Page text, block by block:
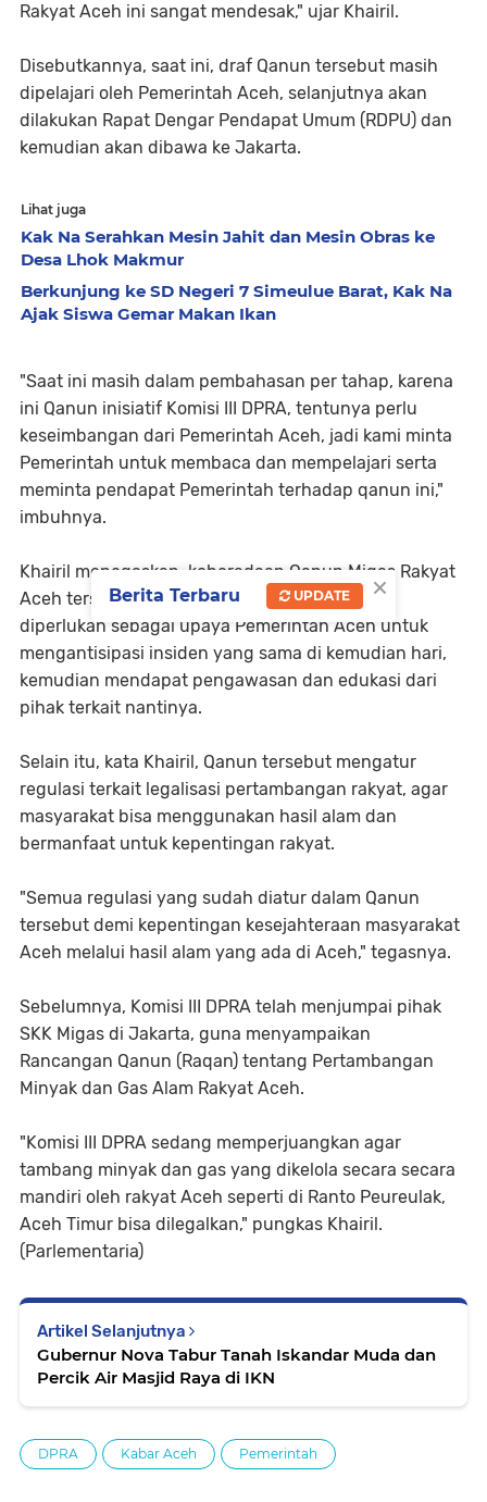
Rakyat Aceh ini sangat mendesak," ujar Khairil.
Disebutkannya, saat ini, draf Qanun tersebut masih
dipelajari oleh Pemerintah Aceh, selanjutnya akan
dilakukan Rapat Dengar Pendapat Umum (RDPU) dan
kemudian akan dibawa ke Jakarta.
Lihat juga
Kak Na Serahkan Mesin Jahit dan Mesin Obras ke
Desa Lhok Makmur
Berkunjung ke SD Negeri 7 Simeulue Barat, Kak Na
Ajak Siswa Gemar Makan Ikan
"Saat ini masih dalam pembahasan per tahap, karena
ini Qanun inisiatif Komisi III DPRA, tentunya perlu
keseimbangan dari Pemerintah Aceh, jadi kami minta
Pemerintah untuk membaca dan mempelajari serta
meminta pendapat Pemerintah terhadap qanun ini,"
imbuhnya.
Khairil menegaskan, keberadaan Qanun Migas Rakyat
Aceh tersebut sangat mendesak dan sangat
diperlukan sebagai upaya Pemerintah Aceh untuk
mengantisipasi insiden yang sama di kemudian hari,
kemudian mendapat pengawasan dan edukasi dari
pihak terkait nantinya.
Selain itu, kata Khairil, Qanun tersebut mengatur
regulasi terkait legalisasi pertambangan rakyat, agar
masyarakat bisa menggunakan hasil alam dan
bermanfaat untuk kepentingan rakyat.
"Semua regulasi yang sudah diatur dalam Qanun
tersebut demi kepentingan kesejahteraan masyarakat
Aceh melalui hasil alam yang ada di Aceh," tegasnya.
Sebelumnya, Komisi III DPRA telah menjumpai pihak
SKK Migas di Jakarta, guna menyampaikan
Rancangan Qanun (Raqan) tentang Pertambangan
Minyak dan Gas Alam Rakyat Aceh.
"Komisi III DPRA sedang memperjuangkan agar
tambang minyak dan gas yang dikelola secara secara
mandiri oleh rakyat Aceh seperti di Ranto Peureulak,
Aceh Timur bisa dilegalkan," pungkas Khairil.
(Parlementaria)
Artikel Selanjutnya
Gubernur Nova Tabur Tanah Iskandar Muda dan
Percik Air Masjid Raya di IKN
DPRA Kabar Aceh Pemerintah
×
Berita Terbaru UPDATE